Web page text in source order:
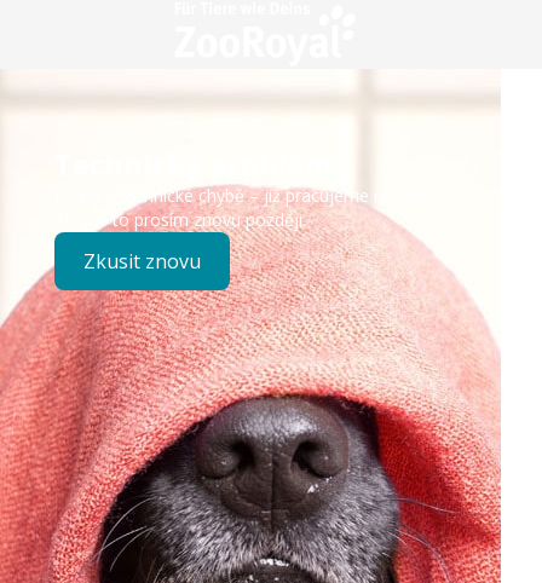
Došlo k technické chybě – již pracujeme na opravě.
Zkuste to prosím znovu později.
Zkusit znovu